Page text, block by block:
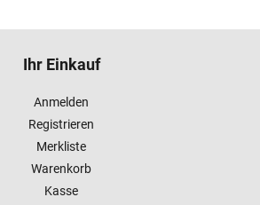
Ihr Einkauf
Anmelden
Registrieren
Merkliste
Warenkorb
Kasse